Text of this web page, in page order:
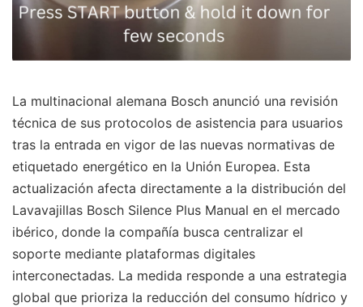
La multinacional alemana Bosch anunció una revisión
técnica de sus protocolos de asistencia para usuarios
tras la entrada en vigor de las nuevas normativas de
etiquetado energético en la Unión Europea. Esta
actualización afecta directamente a la distribución del
Lavavajillas Bosch Silence Plus Manual en el mercado
ibérico, donde la compañía busca centralizar el
soporte mediante plataformas digitales
interconectadas. La medida responde a una estrategia
global que prioriza la reducción del consumo hídrico y